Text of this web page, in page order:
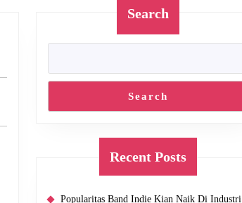
Search
Search
Recent Posts
Popularitas Band Indie Kian Naik Di Industri